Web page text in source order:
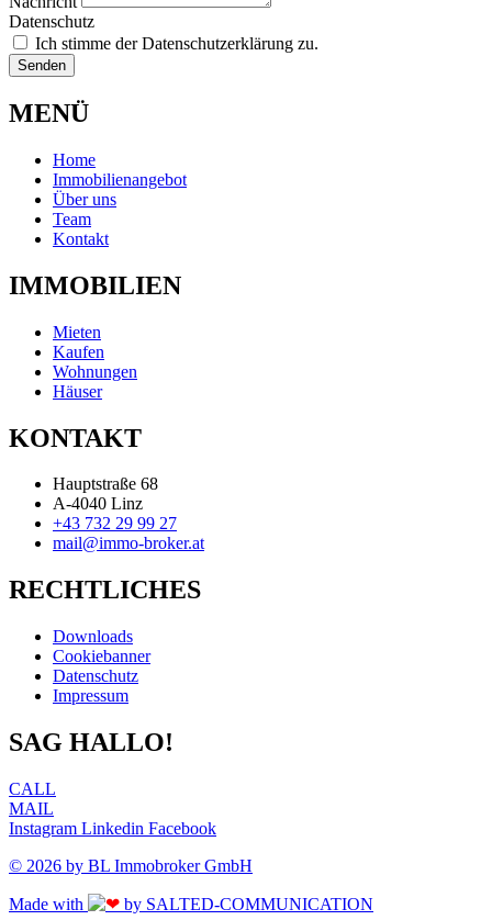
Datenschutz
Ich stimme der Datenschutzerklärung zu.
Senden
MENÜ
Home
Immobilienangebot
Über uns
Team
Kontakt
IMMOBILIEN
Mieten
Kaufen
Wohnungen
Häuser
KONTAKT
Hauptstraße 68
A-4040 Linz
+43 732 29 99 27
mail@immo-broker.at
RECHTLICHES
Downloads
Cookiebanner
Datenschutz
Impressum
SAG HALLO!
CALL
MAIL
Instagram Linkedin Facebook
© 2026 by BL Immobroker GmbH
Made with by SALTED-COMMUNICATION